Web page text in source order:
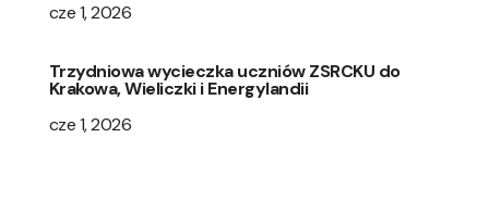
cze 1, 2026
Trzydniowa wycieczka uczniów ZSRCKU do
Krakowa, Wieliczki i Energylandii
cze 1, 2026